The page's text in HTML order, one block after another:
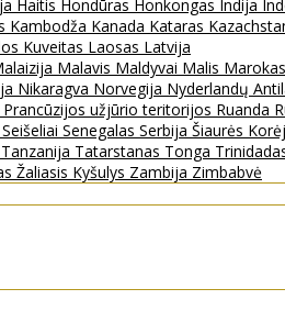
Haitis Hondūras Honkongas Indija
Kambodža Kanada Kataras
Kuveitas Laosas Latvija
Malavis Maldyvai Malis Marokas
Nikaragva Norvegija Nyderlandų
Prancūzijos užjūrio teritorijos Ruanda
Seišeliai Senegalas Serbija Šiaurės
Tanzanija Tatarstanas Tonga
Žaliasis Kyšulys Zambija Zimbabvė